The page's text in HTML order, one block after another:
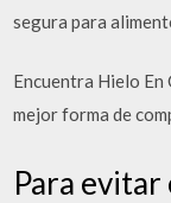
segura para
Encuentra Hielo En
mejor forma de
Para evitar